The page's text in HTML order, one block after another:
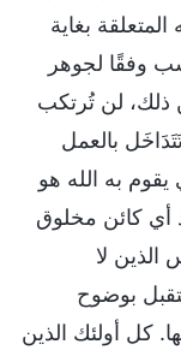
بغاية
وفقًا لجوهر
ذلك، لن تُرتكب
بالعمل
يقوم به الله هو
أي كائن مخلوق
الذين لا
بوضوح
كل أولئك الذين